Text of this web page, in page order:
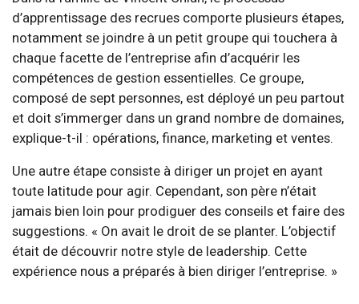
d’apprentissage des recrues comporte plusieurs étapes,
notamment se joindre à un petit groupe qui touchera à
chaque facette de l’entreprise afin d’acquérir les
compétences de gestion essentielles. Ce groupe,
composé de sept personnes, est déployé un peu partout
et doit s’immerger dans un grand nombre de domaines,
explique-t-il : opérations, finance, marketing et ventes.
Une autre étape consiste à diriger un projet en ayant
toute latitude pour agir. Cependant, son père n’était
jamais bien loin pour prodiguer des conseils et faire des
suggestions. « On avait le droit de se planter. L’objectif
était de découvrir notre style de leadership. Cette
expérience nous a préparés à bien diriger l’entreprise. »